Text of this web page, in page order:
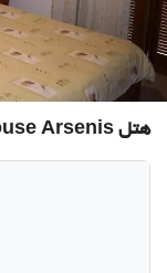
هتل Guesthouse Arsenis